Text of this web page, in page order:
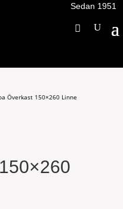
Sedan 1951
Överkast 150×260 Linne